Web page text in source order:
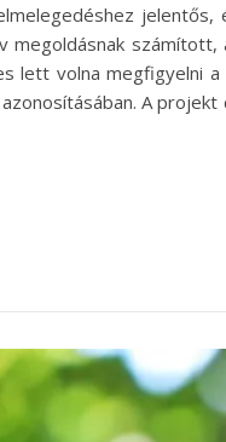
jelentős,
megoldásnak számított,
lett volna megfigyelni a
A projekt